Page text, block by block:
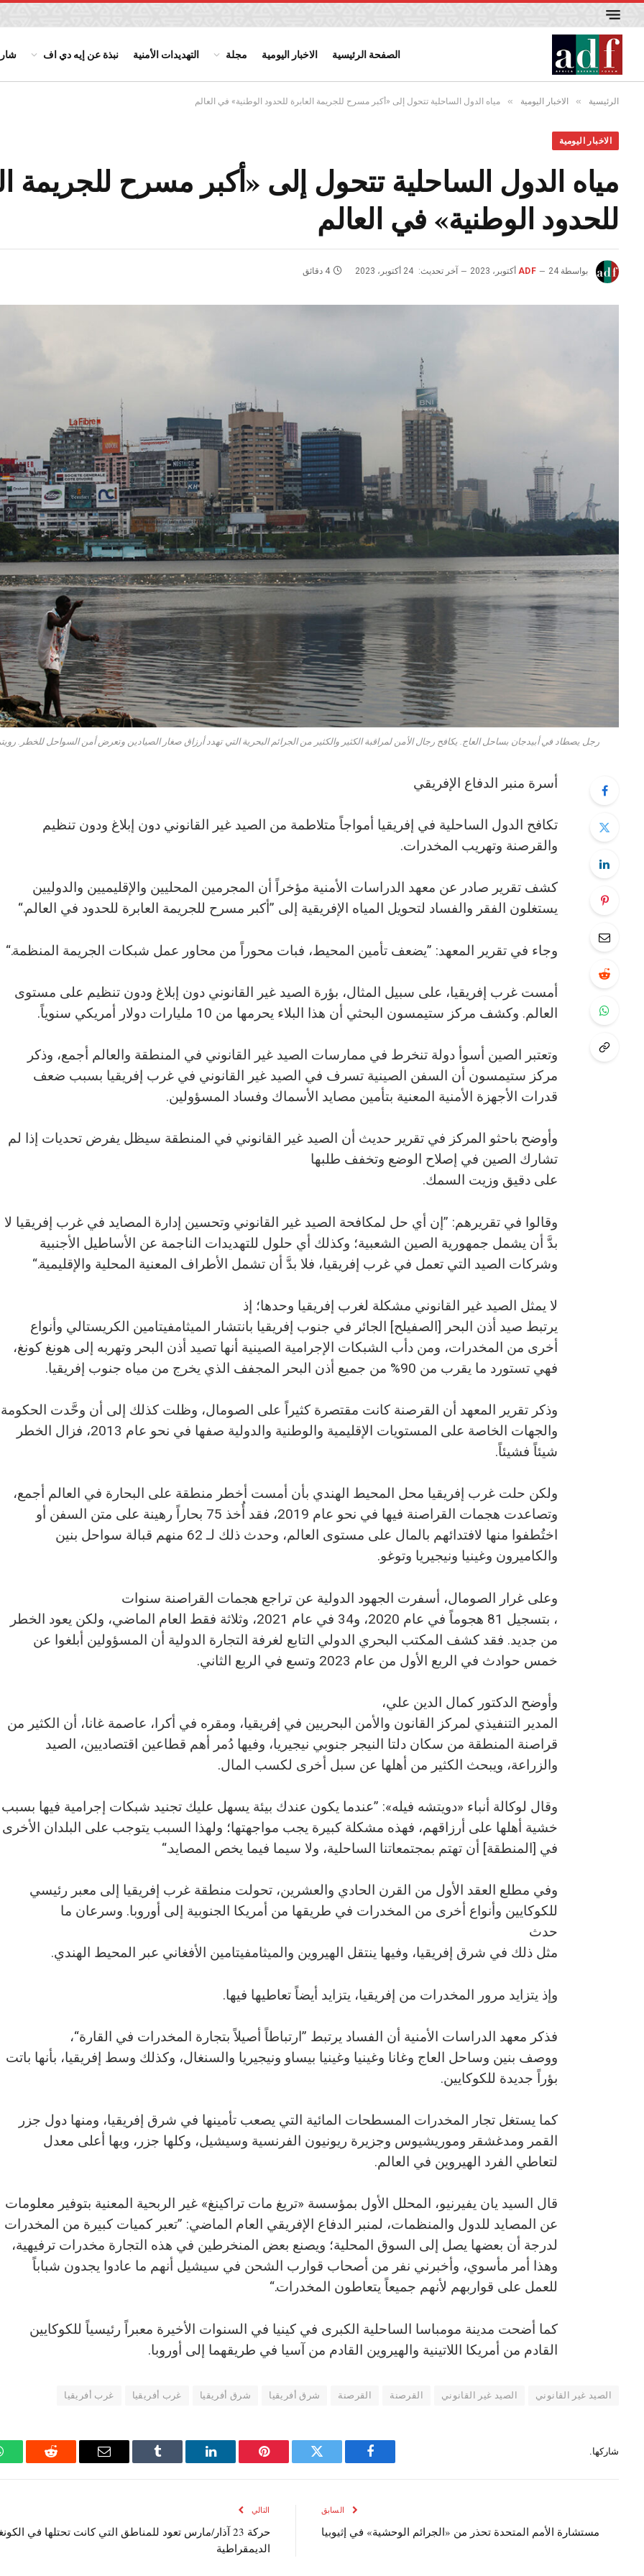
الصفحة الرئيسية الاخبار اليومية مجلة التهديدات الأمنية نبذة عن إيه دي اف
الرئيسية » الاخبار اليومية » مياه الدول الساحلية تتحول إلى «أكبر مسرح للجريمة العابرة للحدود الوطنية» في العالم
الاخبار اليومية
مياه الدول الساحلية تتحول إلى «أكبر مسرح للجريمة
للحدود الوطنية» في العالم
بواسطة ADF 24 أكتوبر، 2023 آخر تحديث: 24 أكتوبر، 2023 4 دقائق
رجل يصطاد في أبيدجان بساحل العاج. يكافح رجال الأمن لمراقبة الكثير والكثير من الجرائم البحرية التي تهدد أرزاق صغار الصيادين وتعرض أمن السواحل للخطر.
أسرة منبر الدفاع الإفريقي
تكافح الدول الساحلية في إفريقيا أمواجاً متلاطمة من الصيد غير القانوني دون إبلاغ ودون تنظيم
والقرصنة وتهريب المخدرات.
كشف تقرير صادر عن معهد الدراسات الأمنية مؤخراً أن المجرمين المحليين والإقليميين والدوليين
يستغلون الفقر والفساد لتحويل المياه الإفريقية إلى ”أكبر مسرح للجريمة العابرة للحدود في العالم.“
وجاء في تقرير المعهد: ”يضعف تأمين المحيط، فبات محوراً من محاور عمل شبكات الجريمة المنظمة.“
أمست غرب إفريقيا، على سبيل المثال، بؤرة الصيد غير القانوني دون إبلاغ ودون تنظيم على مستوى
العالم. وكشف مركز ستيمسون البحثي أن هذا البلاء يحرمها من 10 مليارات دولار أمريكي سنوياً.
وتعتبر الصين أسوأ دولة تنخرط في ممارسات الصيد غير القانوني في المنطقة والعالم أجمع، وذكر
مركز ستيمسون أن السفن الصينية تسرف في الصيد غير القانوني في غرب إفريقيا بسبب ضعف
قدرات الأجهزة الأمنية المعنية بتأمين مصايد الأسماك وفساد المسؤولين.
وأوضح باحثو المركز في تقرير حديث أن الصيد غير القانوني في المنطقة سيظل يفرض تحديات إذا لم
تشارك الصين في إصلاح الوضع وتخفف طلبها
على دقيق وزيت السمك.
وقالوا في تقريرهم: ”إن أي حل لمكافحة الصيد غير القانوني وتحسين إدارة المصايد في غرب إفريقيا لا
بدَّ أن يشمل جمهورية الصين الشعبية؛ وكذلك أي حلول للتهديدات الناجمة عن الأساطيل الأجنبية
وشركات الصيد التي تعمل في غرب إفريقيا، فلا بدَّ أن تشمل الأطراف المعنية المحلية والإقليمية.“
لا يمثل الصيد غير القانوني مشكلة لغرب إفريقيا وحدها؛ إذ
يرتبط صيد أذن البحر [الصفيلح] الجائر في جنوب إفريقيا بانتشار الميثامفيتامين الكريستالي وأنواع
أخرى من المخدرات، ومن دأب الشبكات الإجرامية الصينية أنها تصيد أذن البحر وتهربه إلى هونغ كونغ،
فهي تستورد ما يقرب من 90% من جميع أذن البحر المجفف الذي يخرج من مياه جنوب إفريقيا.
وذكر تقرير المعهد أن القرصنة كانت مقتصرة كثيراً على الصومال، وظلت كذلك إلى أن وحَّدت الحكومة
والجهات الخاصة على المستويات الإقليمية والوطنية والدولية صفها في نحو عام 2013، فزال الخطر
شيئاً فشيئاً.
ولكن حلت غرب إفريقيا محل المحيط الهندي بأن أمست أخطر منطقة على البحارة في العالم أجمع،
وتصاعدت هجمات القراصنة فيها في نحو عام 2019، فقد أُخذ 75 بحاراً رهينة على متن السفن أو
اختُطفوا منها لافتدائهم بالمال على مستوى العالم، وحدث ذلك لـ 62 منهم قبالة سواحل بنين
والكاميرون وغينيا ونيجيريا وتوغو.
وعلى غرار الصومال، أسفرت الجهود الدولية عن تراجع هجمات القراصنة سنوات
، بتسجيل 81 هجوماً في عام 2020، و34 في عام 2021، وثلاثة فقط العام الماضي، ولكن يعود الخطر
من جديد. فقد كشف المكتب البحري الدولي التابع لغرفة التجارة الدولية أن المسؤولين أبلغوا عن
خمس حوادث في الربع الأول من عام 2023 وتسع في الربع الثاني.
وأوضح الدكتور كمال الدين علي،
المدير التنفيذي لمركز القانون والأمن البحريين في إفريقيا، ومقره في أكرا، عاصمة غانا، أن الكثير من
قراصنة المنطقة من سكان دلتا النيجر جنوبي نيجيريا، وفيها دُمر أهم قطاعين اقتصاديين، الصيد
والزراعة، ويبحث الكثير من أهلها عن سبل أخرى لكسب المال.
وقال لوكالة أنباء «دويتشه فيله»: ”عندما يكون عندك بيئة يسهل عليك تجنيد شبكات إجرامية فيها بسبب
خشية أهلها على أرزاقهم، فهذه مشكلة كبيرة يجب مواجهتها؛ ولهذا السبب يتوجب على البلدان الأخرى
في [المنطقة] أن تهتم بمجتمعاتنا الساحلية، ولا سيما فيما يخص المصايد.“
وفي مطلع العقد الأول من القرن الحادي والعشرين، تحولت منطقة غرب إفريقيا إلى معبر رئيسي
للكوكايين وأنواع أخرى من المخدرات في طريقها من أمريكا الجنوبية إلى أوروبا. وسرعان ما
حدث
مثل ذلك في شرق إفريقيا، وفيها ينتقل الهيروين والميثامفيتامين الأفغاني عبر المحيط الهندي.
وإذ يتزايد مرور المخدرات من إفريقيا، يتزايد أيضاً تعاطيها فيها.
فذكر معهد الدراسات الأمنية أن الفساد يرتبط ”ارتباطاً أصيلاً بتجارة المخدرات في القارة“،
ووصف بنين وساحل العاج وغانا وغينيا وغينيا بيساو ونيجيريا والسنغال، وكذلك وسط إفريقيا، بأنها باتت
بؤراً جديدة للكوكايين.
كما يستغل تجار المخدرات المسطحات المائية التي يصعب تأمينها في شرق إفريقيا، ومنها دول جزر
القمر ومدغشقر وموريشيوس وجزيرة ريونيون الفرنسية وسيشيل، وكلها جزر، وبها أعلى معدل
لتعاطي الفرد الهيروين في العالم.
قال السيد يان يفيرنيو، المحلل الأول بمؤسسة «تريغ مات تراكينغ» غير الربحية المعنية بتوفير معلومات
عن المصايد للدول والمنظمات، لمنبر الدفاع الإفريقي العام الماضي: ”تعبر كميات كبيرة من المخدرات
لدرجة أن بعضها يصل إلى السوق المحلية؛ ويصنع بعض المنخرطين في هذه التجارة مخدرات ترفيهية،
وهذا أمر مأسوي، وأخبرني نفر من أصحاب قوارب الشحن في سيشيل أنهم ما عادوا يجدون شباباً
للعمل على قواربهم لأنهم جميعاً يتعاطون المخدرات.“
كما أضحت مدينة مومباسا الساحلية الكبرى في كينيا في السنوات الأخيرة معبراً رئيسياً للكوكايين
القادم من أمريكا اللاتينية والهيروين القادم من آسيا في طريقهما إلى أوروبا.
الصيد غير القانوني الصيد غير القانوني القرصنة القرصنة شرق أفريقيا شرق أفريقيا غرب أفريقيا غرب أفريقيا
شاركها.
فيسبوك تويتر بينتيريستلينكدإن Tumblr
البريد
رديت
السابق
مستشارة الأمم المتحدة تحذر من «الجرائم الوحشية» في إثيوبيا
التالي
حركة 23 آذار/مارس تعود للمناطق التي كانت تحتلها في
الديمقراطية